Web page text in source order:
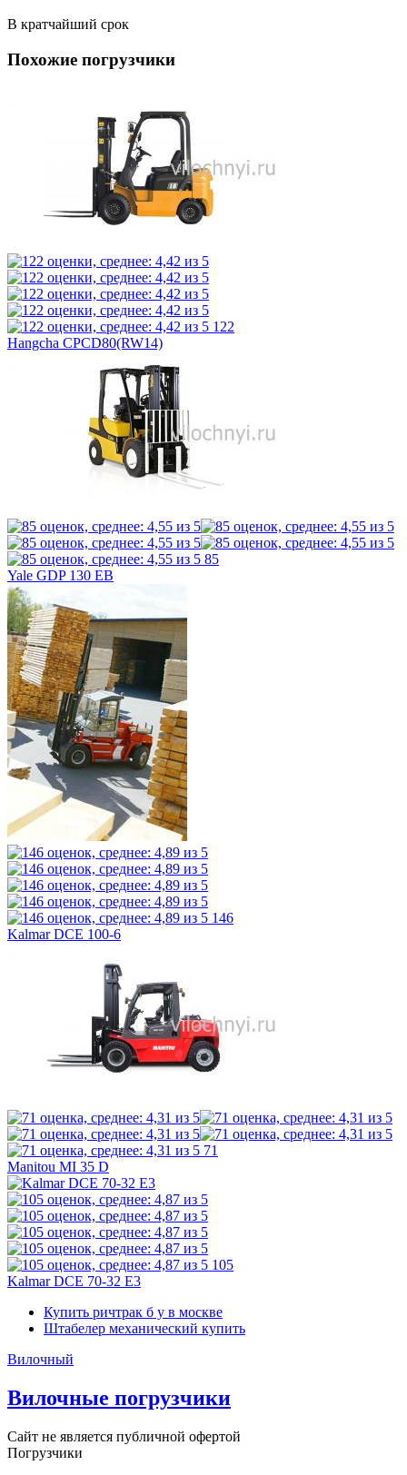
В кратчайший срок
Похожие погрузчики
122
Hangcha CPCD80(RW14)
85
Yale GDP 130 EB
146
Kalmar DCE 100-6
71
Manitou MI 35 D
105
Kalmar DCE 70-32 E3
Купить ричтрак б у в москве
Штабелер механический купить
Вилочный
Вилочные погрузчики
Сайт не является публичной офертой
Погрузчики